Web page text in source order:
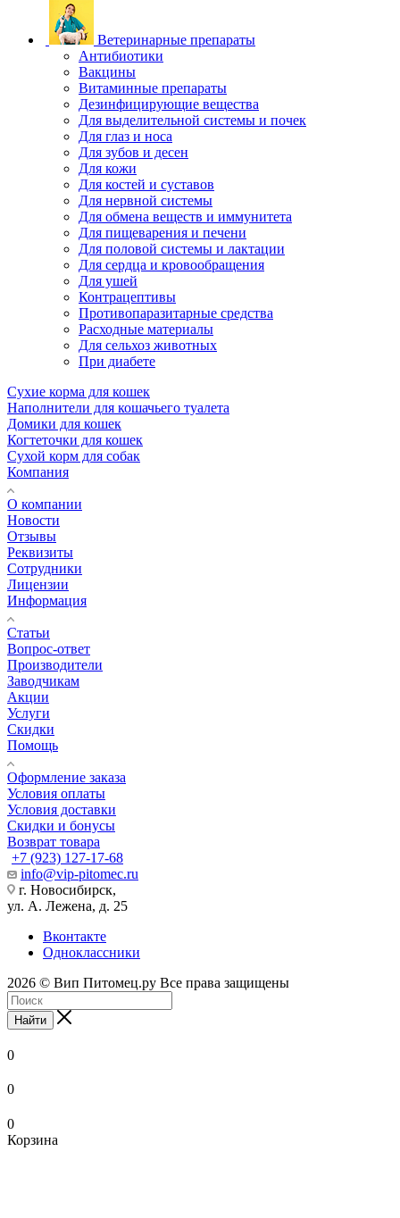
Ветеринарные препараты
Антибиотики
Вакцины
Витаминные препараты
Дезинфицирующие вещества
Для выделительной системы и почек
Для глаз и носа
Для зубов и десен
Для кожи
Для костей и суставов
Для нервной системы
Для обмена веществ и иммунитета
Для пищеварения и печени
Для половой системы и лактации
Для сердца и кровообращения
Для ушей
Контрацептивы
Противопаразитарные средства
Расходные материалы
Для сельхоз животных
При диабете
Сухие корма для кошек
Наполнители для кошачьего туалета
Домики для кошек
Когтеточки для кошек
Сухой корм для собак
Компания
О компании
Новости
Отзывы
Реквизиты
Сотрудники
Лицензии
Информация
Статьи
Вопрос-ответ
Производители
Заводчикам
Акции
Услуги
Скидки
Помощь
Оформление заказа
Условия оплаты
Условия доставки
Скидки и бонусы
Возврат товара
+7 (923) 127-17-68
info@vip-pitomec.ru
г. Новосибирск,
ул. А. Лежена, д. 25
Вконтакте
Одноклассники
2026 © Вип Питомец.ру Все права защищены
Найти
0
0
0
Корзина